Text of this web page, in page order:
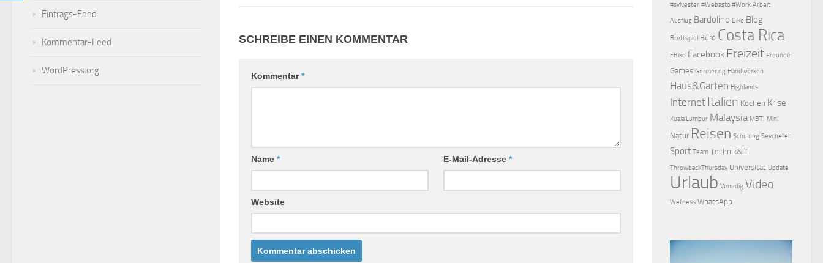
SCHREIBE EINEN KOMMENTAR
Kommentar*
Name * E-Mail-Adresse*
Website
Eintrags-Feed
Kommentar-Feed
WordPress.org
#sylvester #Webasto #Work Arbeit
Ausflug Bardolino Bike Blog
Brettspiel Büro Costa Rica
EBike Facebook Freizeit Freunde
Games Germering Handwerken
Haus&Garten Highlands
Internet Italien Kochen Krise
Kuala Lumpur Malaysia MBTI Mini
Natur Reisen Schulung Seychellen
Sport Team Technik&IT
ThrowbackThursday Universität Update
Urlaub Venedig Video
Wellness WhatsApp